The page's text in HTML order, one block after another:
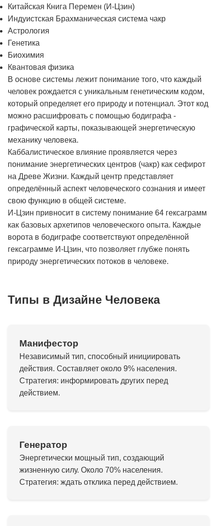
Китайская Книга Перемен (И-Цзин)
Индуистская Брахманическая система чакр
Астрология
Генетика
Биохимия
Квантовая физика
В основе системы лежит понимание того, что каждый
человек рождается с уникальным генетическим кодом,
который определяет его природу и потенциал. Этот код
можно расшифровать с помощью бодиграфа -
графической карты, показывающей энергетическую
механику человека.
Каббалистическое влияние проявляется через
понимание энергетических центров (чакр) как сефирот
на Древе Жизни. Каждый центр представляет
определённый аспект человеческого сознания и имеет
свою функцию в общей системе.
И-Цзин привносит в систему понимание 64 гексаграмм
как базовых архетипов человеческого опыта. Каждые
ворота в бодиграфе соответствуют определённой
гексаграмме И-Цзин, что позволяет глубже понять
природу энергетических потоков в человеке.
Типы в Дизайне Человека
Манифестор
Независимый тип, способный инициировать
действия. Составляет около 9% населения.
Стратегия: информировать других перед
действием.
Генератор
Энергетически мощный тип, создающий
жизненную силу. Около 70% населения.
Стратегия: ждать отклика перед действием.